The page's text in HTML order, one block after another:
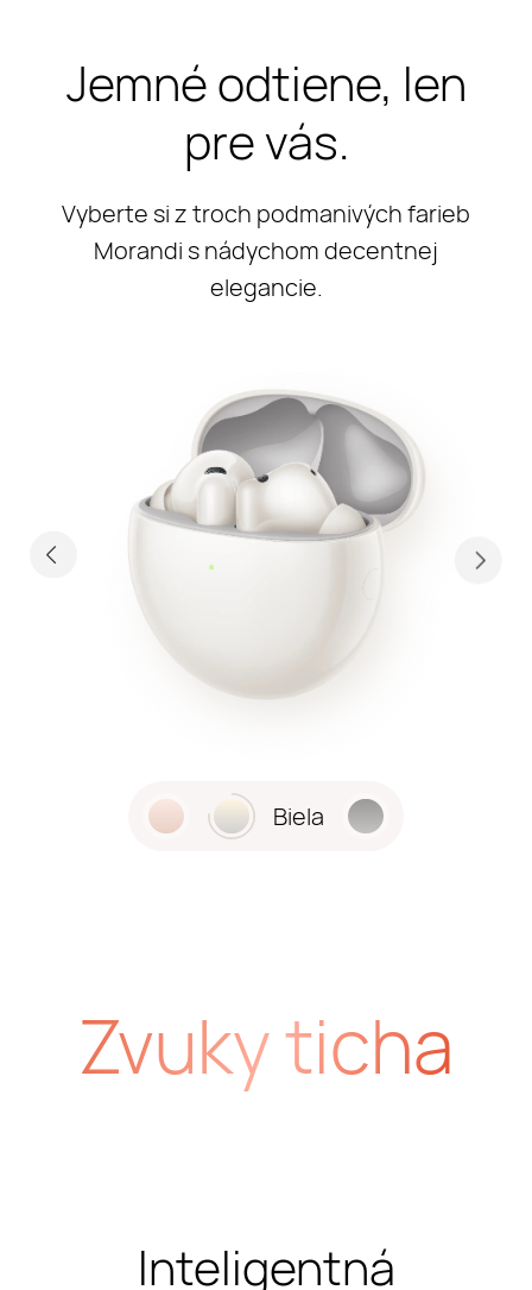
Jemné odtiene, len
pre vás.
Vyberte si z troch podmanivých farieb
Morandi s nádychom decentnej
elegancie.
Ružová Biela
Zvuky ticha
Inteligentná